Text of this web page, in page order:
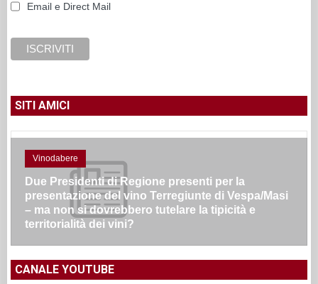
Email e Direct Mail
SITI AMICI
Vinodabere
Due Presidenti di Regione presenti per la
presentazione del vino Terregiunte di Vespa/Masi
– ma non si dovrebbero tutelare la tipicità e
territorialità dei vini?
CANALE YOUTUBE